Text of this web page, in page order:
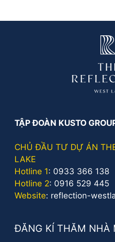
TẬP ĐOÀN KUSTO
CHỦ ĐẦU TƯ DỰ ÁN
LAKE
Hotline 1: 0933 366 138
Hotline 2: 0916 529 445
Website: reflection-
ĐĂNG KÍ THĂM NHÀ